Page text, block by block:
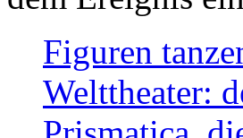
Figuren
Welttheater: